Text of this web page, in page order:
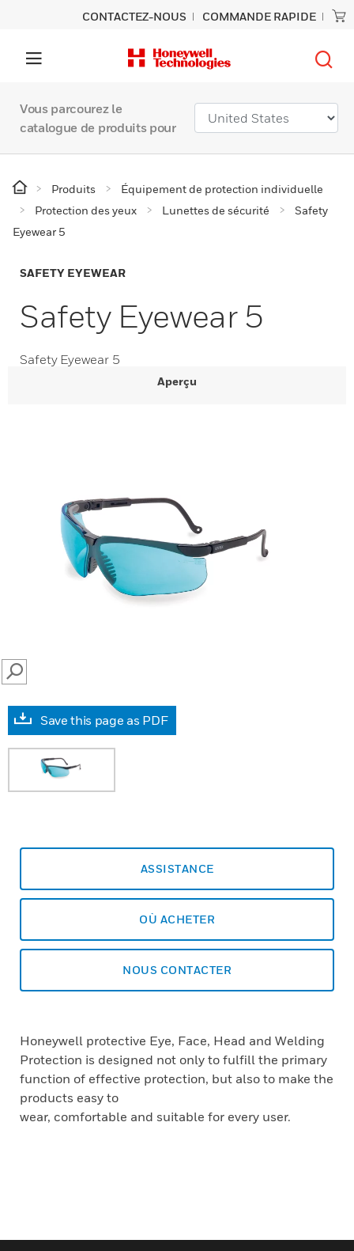
CONTACTEZ-NOUS COMMANDE RAPIDE
Vous parcourez le
catalogue de produits pour
Produits
Équipement de protection individuelle
Protection des yeux
Lunettes de sécurité
Safety
Eyewear 5
SAFETY EYEWEAR
Safety Eyewear 5
Safety Eyewear 5
Aperçu
SEARCH
Save this page as PDF
ASSISTANCE
OÙ ACHETER
NOUS CONTACTER
Honeywell protective Eye, Face, Head and Welding
Protection is designed not only to fulfill the primary
function of effective protection, but also to make the
products easy to
wear, comfortable and suitable for every user.